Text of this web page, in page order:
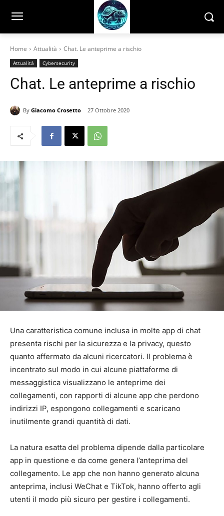
Home Attualità Chat. Le anteprime a rischio
Attualità Cybersecurity
Chat. Le anteprime a rischio
By Giacomo Crosetto 27 Ottobre 2020
Una caratteristica comune inclusa in molte app di chat
presenta rischi per la sicurezza e la privacy, questo
quanto affermato da alcuni ricercatori. Il problema è
incentrato sul modo in cui alcune piattaforme di
messaggistica visualizzano le anteprime dei
collegamenti, con rapporti di alcune app che perdono
indirizzi IP, espongono collegamenti e scaricano
inutilmente grandi quantità di dati.
La natura esatta del problema dipende dalla particolare
app in questione e da come genera l’anteprima del
collegamento. Le app che non hanno generato alcuna
anteprima, inclusi WeChat e TikTok, hanno offerto agli
utenti il ​​modo più sicuro per gestire i collegamenti.